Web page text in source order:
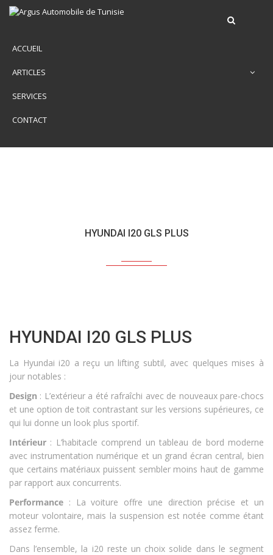
ACCUEIL
ARTICLES
SERVICES
CONTACT
HYUNDAI I20 GLS PLUS
HYUNDAI I20 GLS PLUS
La Hyundai i20 a reçu un lifting subtil, avec quelques mises à
jour notables :
Design : L’extérieur a été rafraîchi avec de nouveaux pare-chocs
et une option de toit contrastant sur les versions supérieures, ce
qui lui donne un look plus sportif.
Intérieur : L’habitacle comprend un tableau de bord moderne
avec instrumentation numérique et un grand écran central, bien
que certains matériaux puissent sembler moins haut de gamme
par rapport aux concurrents.
Performance : La voiture offre une direction précise et un
moteur volontaire, mais la suspension est notée comme étant
assez ferme.
Dans l’ensemble, la i20 reste un choix solide dans le segment